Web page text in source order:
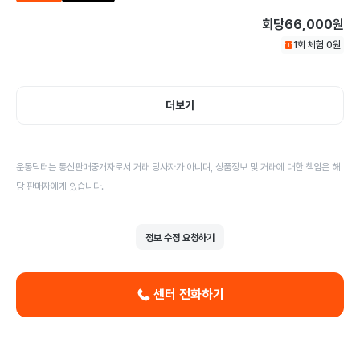
회당66,000원
1회 체험 0원
더보기
운동닥터는 통신판매중개자로서 거래 당사자가 아니며, 상품정보 및 거래에 대한 책임은 해
당 판매자에게 있습니다.
정보 수정 요청하기
센터 전화하기